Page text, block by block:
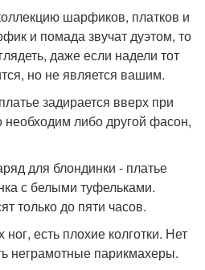
шарфиков, платков и
и помада звучат дуэтом, то
даже если надели тот
но не является вашим.
задирается вверх при
необходим либо другой фасон,
для блондинки - платье
с белыми туфельками.
только до пяти часов.
есть плохие колготки. Нет
неграмотные парикмахеры.